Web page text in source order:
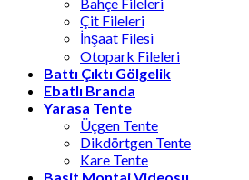
Bahçe Fileleri
Çit Fileleri
İnşaat Filesi
Otopark Fileleri
Battı Çıktı Gölgelik
Ebatlı Branda
Yarasa Tente
Üçgen Tente
Dikdörtgen Tente
Kare Tente